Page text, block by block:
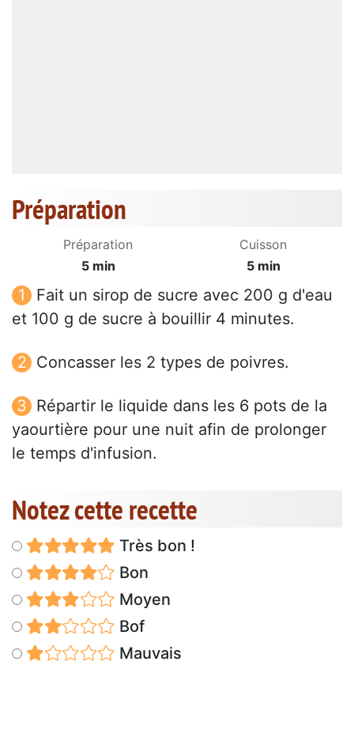
Préparation
Préparation
5 min
Cuisson
5 min
Fait un sirop de sucre avec 200 g d'eau
et 100 g de sucre à bouillir 4 minutes.
Concasser les 2 types de poivres.
Répartir le liquide dans les 6 pots de la
yaourtière pour une nuit afin de prolonger
le temps d'infusion.
Notez cette recette
Très bon !
Bon
Moyen
Bof
Mauvais